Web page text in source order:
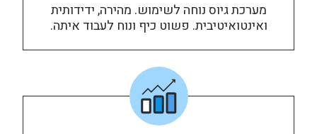
מערכת גיוס נוחה לשימוש. מהירה, ידידותית
ואינטואיטיבית. פשוט כיף ונוח לעבוד איתה.